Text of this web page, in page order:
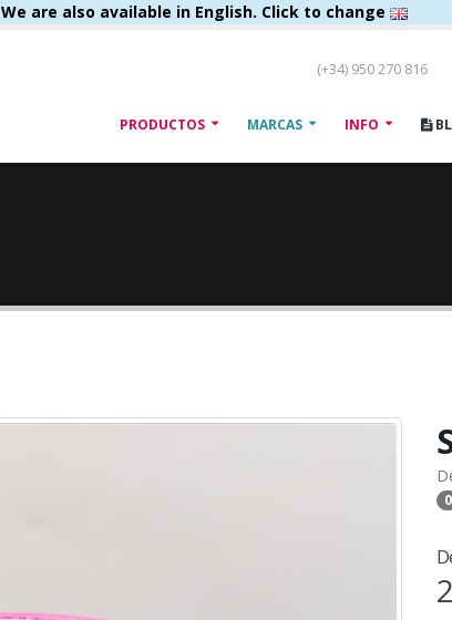
We are also available in English. Click to change
(+34) 950 270 816
PRODUCTOS MARCAS INFO
0